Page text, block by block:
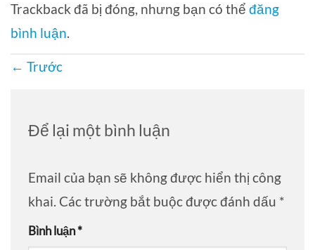
Trackback đã bị đóng, nhưng bạn có thể đăng
bình luận.
← Trước
Để lại một bình luận
Email của bạn sẽ không được hiển thị công
khai. Các trường bắt buộc được đánh dấu *
Bình luận*